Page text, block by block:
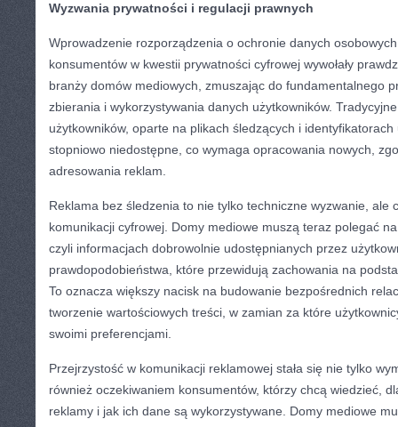
Wyzwania prywatności i regulacji prawnych
Wprowadzenie rozporządzenia o ochronie danych
konsumentów w kwestii prywatności cyfrowej wywołały
branży domów mediowych, zmuszając do fundamentalnego
zbierania i wykorzystywania danych użytkowników.
użytkowników, oparte na plikach śledzących i
stopniowo niedostępne, co wymaga opracowania nowych,
adresowania reklam.
Reklama bez śledzenia to nie tylko techniczne wyzwanie, ale
komunikacji cyfrowej. Domy mediowe muszą teraz polegać
czyli informacjach dobrowolnie udostępnianych przez
prawdopodobieństwa, które przewidują zachowania na
To oznacza większy nacisk na budowanie bezpośrednich
tworzenie wartościowych treści, w zamian za które
swoimi preferencjami.
Przejrzystość w komunikacji reklamowej stała się nie tylko
również oczekiwaniem konsumentów, którzy chcą wiedzieć,
reklamy i jak ich dane są wykorzystywane. Domy mediowe